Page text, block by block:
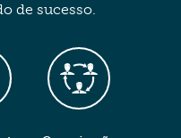
de sucesso.